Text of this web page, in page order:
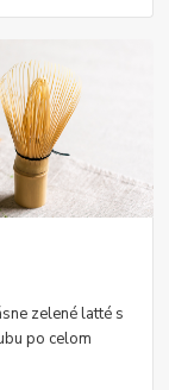
zelené latté s
po celom